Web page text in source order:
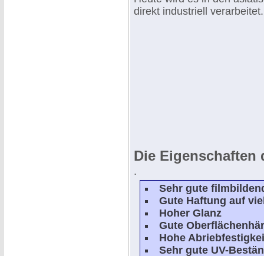
direkt industriell verarbeitet.
Die Eigenschaften
.
Sehr gute
Gute Haftung auf
Hoher Glanz
Gute
Hohe
Sehr gute UV-